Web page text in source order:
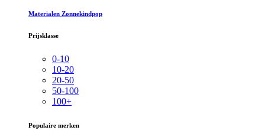
Materialen Zonnekindpop
Prijsklasse
0-10
10-20
20-50
50-100
100+
Populaire merken